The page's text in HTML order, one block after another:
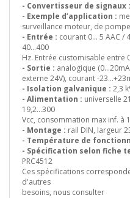
- Convertisseur de signaux :
- Exemple d’application :
surveillance moteur, de
- Entrée : courant 0… 5 AAC /
40…400
Hz. Entrée customisable entre
- Sortie : analogique
externe 24V), courant -
- Isolation galvanique : 2,3
- Alimentation : universelle
19,2...300
Vcc, consommation max inf. à
- Montage : rail DIN, largeur
- Température de
- Spécification selon fiche
PRC4512
Ces spécifications
d'autres
besoins, nous consulter